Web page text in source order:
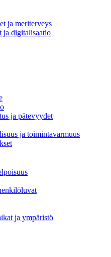
ja meriterveys
ja digitalisaatio
ja pätevyydet
ja toimintavarmuus
ja ympäristö